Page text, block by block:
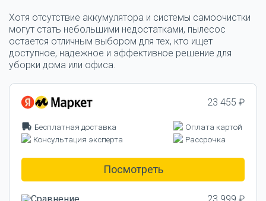
Хотя отсутствие аккумулятора и системы самоочистки
могут стать небольшими недостатками, пылесос
остается отличным выбором для тех, кто ищет
доступное, надежное и эффективное решение для
уборки дома или офиса.
23 455 ₽
Бесплатная доставка
Оплата картой
Консультация эксперта
Рассрочка
Посмотреть